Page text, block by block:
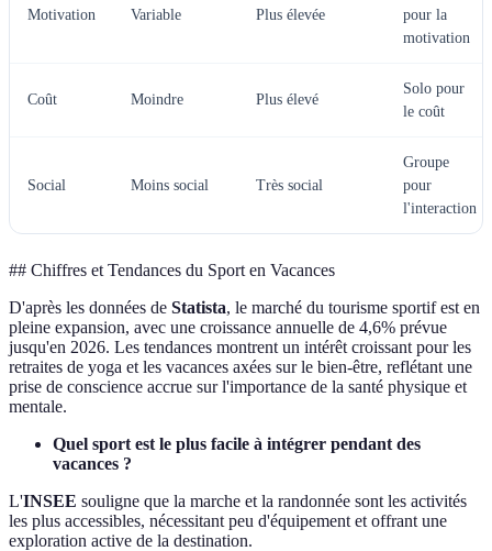
Motivation Variable Plus élevée
pour la
motivation
Coût Moindre Plus élevé
Solo pour
le coût
Social Moins social Très social
Groupe
pour
l'interaction
## Chiffres et Tendances du Sport en Vacances
D'après les données de Statista, le marché du tourisme sportif est en
pleine expansion, avec une croissance annuelle de 4,6% prévue
jusqu'en 2026. Les tendances montrent un intérêt croissant pour les
retraites de yoga et les vacances axées sur le bien-être, reflétant une
prise de conscience accrue sur l'importance de la santé physique et
mentale.
Quel sport est le plus facile à intégrer pendant des
vacances ?
L'INSEE souligne que la marche et la randonnée sont les activités
les plus accessibles, nécessitant peu d'équipement et offrant une
exploration active de la destination.